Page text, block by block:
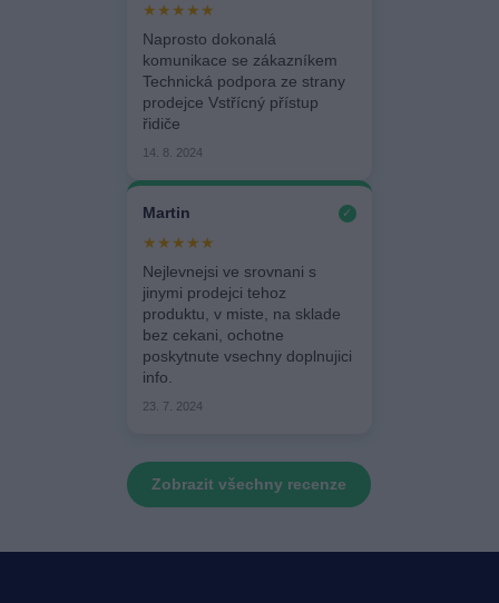
★★★★★
Naprosto dokonalá
komunikace se zákazníkem
Technická podpora ze strany
prodejce Vstřícný přístup
řidiče
14. 8. 2024
Martin ✓
★★★★★
Nejlevnejsi ve srovnani s
jinymi prodejci tehoz
produktu, v miste, na sklade
bez cekani, ochotne
poskytnute vsechny doplnujici
info.
23. 7. 2024
Zobrazit všechny recenze